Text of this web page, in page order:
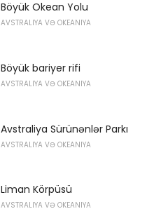
Böyük Okean Yolu
AVSTRALIYA VƏ OKEANIYA
Böyük bariyer rifi
AVSTRALIYA VƏ OKEANIYA
Avstraliya Sürünənlər Parkı
AVSTRALIYA VƏ OKEANIYA
Liman Körpüsü
AVSTRALIYA VƏ OKEANIYA